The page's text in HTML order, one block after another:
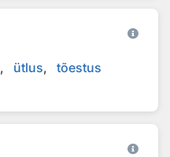
ütlus tõestus